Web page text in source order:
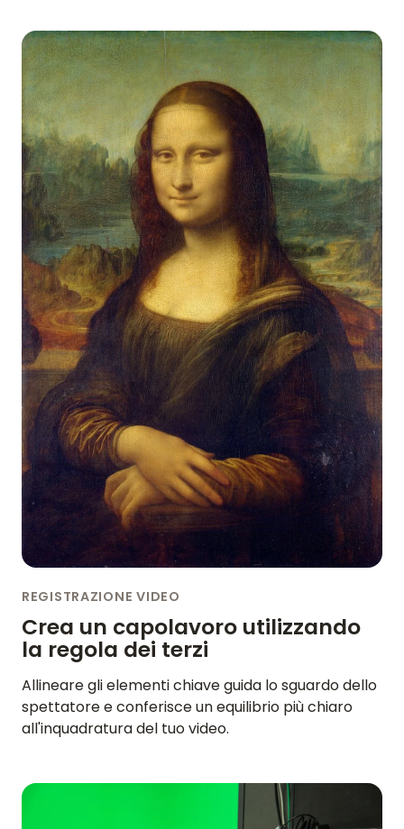
VIDEO
SUPPORTO
GUIDE E DOMANDE FREQUENTI
PASSWORD DIMENTICATA
CONTATTACI
BLOG
ENGLISHGERMANFRENCHSPANISHDUTCHITALIANPORTUGUESE
REGISTRAZIONE VIDEO
Crea un capolavoro utilizzando
la regola dei terzi
Allineare gli elementi chiave guida lo sguardo dello
spettatore e conferisce un equilibrio più chiaro
all'inquadratura del tuo video.